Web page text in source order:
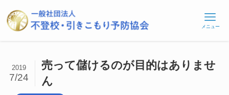
メニュー
売って儲けるのが目的はありませ
ん
2019
7/24